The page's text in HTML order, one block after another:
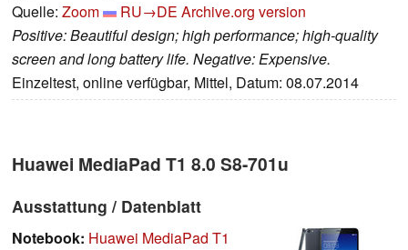
Quelle: Zoom RU→DE Archive.org version
Positive: Beautiful design; high performance; high-quality
screen and long battery life. Negative: Expensive.
Einzeltest, online verfügbar, Mittel, Datum: 08.07.2014
Huawei MediaPad T1 8.0 S8-701u
Ausstattung / Datenblatt
Notebook: Huawei MediaPad T1